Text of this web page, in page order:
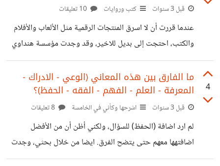
المسروقة. فكيف يمكن لنادي القراءة ان يحل مشكلة كهذه؟ وقد
سمعت ان في بعض الاحيان يبدء الناس في
قبل 3 سنوات كتب وروايات
عندما قررت أن لا اسرق المنتجات الرقمية مثل الألعاب والأفلام
والكتب، احتجت إلى بديل للاخير، وقد وجدت مؤسسة هنداوي
منذ عدة سنوات، وانقذتني بالفعل بكتبها المرخصة المجانية.
ولكن للأسف، فإن الموقع لا يحتوي على تقييمات تلك الكتب، بل
دقائق فقط! وإن كانت لا تأخذ الكثير من الوقت، فقد تاخذه
عندما تبحث في مجموعة كبيرة. وبما اني مبرمج قررت أن اصنع
برنامجا صغيرا ليفعل ذلك بدلا مني، فيأخذ بنفسه
4
ما الفارق بين هذه المعاني (الوعي - الادراك -
المعرفة - العلم - الفهم - الفقه - الحفظ)؟
قبل 3 سنوات اشرحها وكأني في الخامسة
لم ارد اضافة (الحفظ) للسؤال، ولكني أظن أن من الأفضل
اضافتهها معهم حتى يتضح الفرق. ايضا من خلال بحثي، وجدت
ان للسؤال نفسه مرجعية للجواب، اي ان سالت فقط عن (الوعي